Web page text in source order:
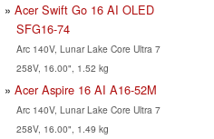
Acer Swift Go 16 AI OLED
SFG16-74
Arc 140V, Lunar Lake Core Ultra 7
258V, 16.00", 1.52 kg
Acer Aspire 16 AI A16-52M
Arc 140V, Lunar Lake Core Ultra 7
258V, 16.00", 1.49 kg